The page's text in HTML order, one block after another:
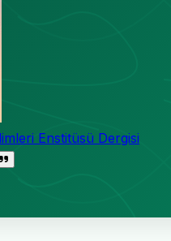
Enstitüsü Dergisi